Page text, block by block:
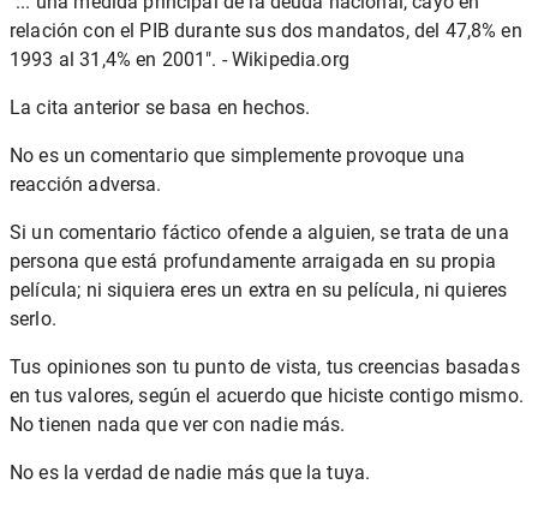
relación con el PIB durante sus dos mandatos, del 47,8% en
1993 al 31,4% en 2001". - Wikipedia.org
La cita anterior se basa en hechos.
No es un comentario que simplemente provoque una
reacción adversa.
Si un comentario fáctico ofende a alguien, se trata de una
persona que está profundamente arraigada en su propia
película; ni siquiera eres un extra en su película, ni quieres
serlo.
Tus opiniones son tu punto de vista, tus creencias basadas
en tus valores, según el acuerdo que hiciste contigo mismo.
No tienen nada que ver con nadie más.
No es la verdad de nadie más que la tuya.